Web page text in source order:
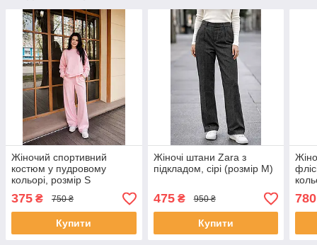
Жіночий спортивний
костюм у пудровому
кольорі, розмір S
375 ₴ 750 ₴
Купити
Жіночі штани Zara з
підкладом, сірі (розмір M)
475₴ 950 ₴
Купити
780